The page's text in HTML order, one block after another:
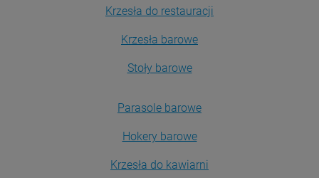
Krzesła do restauracji
Krzesła barowe
Stoły barowe
Parasole barowe
Hokery barowe
Krzesła do kawiarni